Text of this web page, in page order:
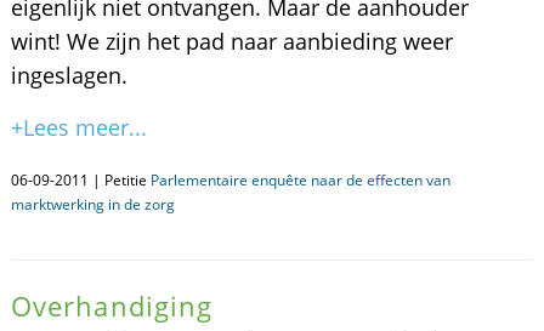
eigenlijk niet ontvangen. Maar de aanhouder
wint! We zijn het pad naar aanbieding weer
ingeslagen.
+Lees meer...
06-09-2011 | Petitie Parlementaire enquête naar de effecten van
marktwerking in de zorg
Overhandiging